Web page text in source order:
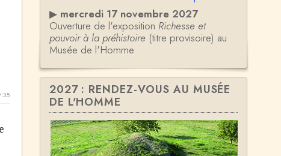
▶ mercredi 17 novembre 2027
Ouverture de l'exposition Richesse et
pouvoir à la préhistoire(titre provisoire) au
Musée de l'Homme
2027 : RENDEZ-VOUS AU MUSÉE
DE L'HOMME